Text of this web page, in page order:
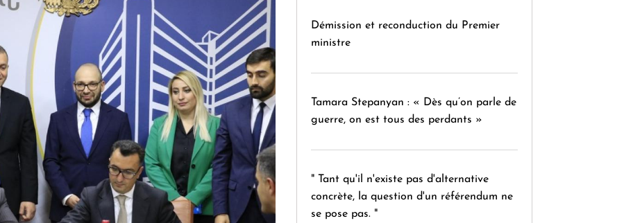
Démission et reconduction du Premier
ministre
Tamara Stepanyan : « Dès qu’on parle de
guerre, on est tous des perdants »
" Tant qu'il n'existe pas d'alternative
concrète, la question d'un référendum ne
se pose pas. "